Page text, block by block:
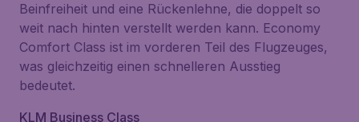
Beinfreiheit und eine Rückenlehne, die doppelt so
weit nach hinten verstellt werden kann. Economy
Comfort Class ist im vorderen Teil des Flugzeuges,
was gleichzeitig einen schnelleren Ausstieg
bedeutet.
KLM Business Class